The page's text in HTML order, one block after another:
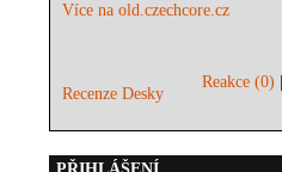
Více na old.czechcore.cz
Recenze Desky
Reakce (0)